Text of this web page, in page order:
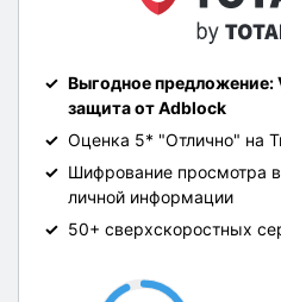
Выгодное предложение:
защита от Adblock
Оценка 5* "Отлично" на
Шифрование просмотра
личной информации
50+ сверхскоростных